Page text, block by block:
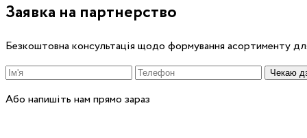
Заявка на партнерство
Безкоштовна консультація щодо формування асортименту
Чекаю
Або напишіть нам прямо зараз